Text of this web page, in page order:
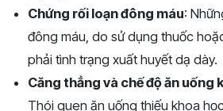
Chứng rối loạn đông máu:
đông máu, do sử dụng thuốc
phải tình trạng xuất huyết dạ dày.
Căng thẳng và chế độ ăn uống
Thói quen ăn uống thiếu khoa